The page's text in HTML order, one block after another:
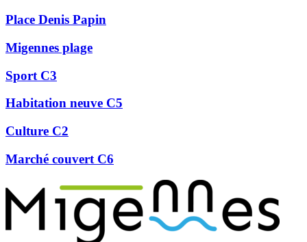
Place Denis Papin
Migennes plage
Sport C3
Habitation neuve C5
Culture C2
Marché couvert C6
Précédent
Suivant